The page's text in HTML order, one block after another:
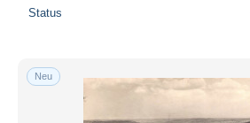
Status
Neu